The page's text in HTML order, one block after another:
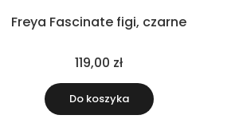
Freya Fascinate figi, czarne
119,00 zł
Do koszyka